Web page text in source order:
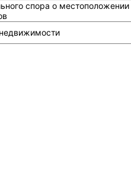
спора о местоположении